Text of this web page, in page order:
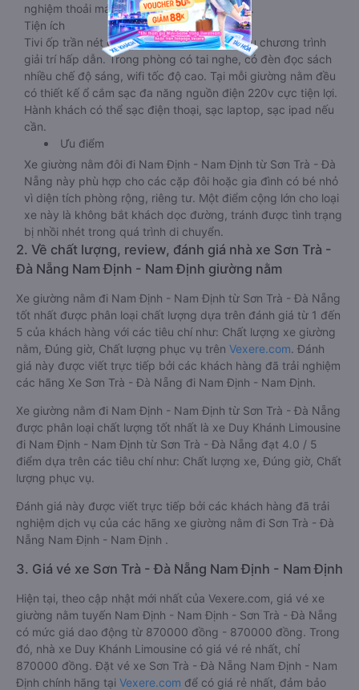
nghiệm thoải mái nhất trong suốt chuyến đi.
Tiện ích
Tivi ốp trần nét cứng, đầu HD tích hợp nhiều chương trình
giải trí hấp dẫn. Trong phòng có tai nghe, có đèn đọc sách
nhiều chế độ sáng, wifi tốc độ cao. Tại mỗi giường nằm đều
có thiết kế ổ cắm sạc đa năng nguồn điện 220v cực tiện lợi.
Hành khách có thể sạc điện thoại, sạc laptop, sạc ipad nếu
cần.
Ưu điểm
Xe giường nằm đôi đi Nam Định - Nam Định từ Sơn Trà - Đà
Nẵng này phù hợp cho các cặp đôi hoặc gia đình có bé nhỏ
vì diện tích phòng rộng, riêng tư. Một điểm cộng lớn cho loại
xe này là không bắt khách dọc đường, tránh được tình trạng
bị nhồi nhét trong quá trình di chuyển.
2. Về chất lượng, review, đánh giá nhà xe Sơn Trà -
Đà Nẵng Nam Định - Nam Định giường nằm
Xe giường nằm đi Nam Định - Nam Định từ Sơn Trà - Đà Nẵng
tốt nhất được phân loại chất lượng dựa trên đánh giá từ 1 đến
5 của khách hàng với các tiêu chí như: Chất lượng xe giường
nằm, Đúng giờ, Chất lượng phục vụ trên Vexere.com. Đánh
giá này được viết trực tiếp bởi các khách hàng đã trải nghiệm
các hãng Xe Sơn Trà - Đà Nẵng đi Nam Định - Nam Định.
Xe giường nằm đi Nam Định - Nam Định từ Sơn Trà - Đà Nẵng
được phân loại chất lượng tốt nhất là xe Duy Khánh Limousine
đi Nam Định - Nam Định từ Sơn Trà - Đà Nẵng đạt 4.0 / 5
điểm dựa trên các tiêu chí như: Chất lượng xe, Đúng giờ, Chất
lượng phục vụ.
Đánh giá này được viết trực tiếp bởi các khách hàng đã trải
nghiệm dịch vụ của các hãng xe giường nằm đi Sơn Trà - Đà
Nẵng Nam Định - Nam Định .
3. Giá vé xe Sơn Trà - Đà Nẵng Nam Định - Nam Định
Hiện tại, theo cập nhật mới nhất của Vexere.com, giá vé xe
giường nằm tuyến Nam Định - Nam Định - Sơn Trà - Đà Nẵng
có mức giá dao động từ 870000 đồng - 870000 đồng. Trong
đó, nhà xe Duy Khánh Limousine có giá vé rẻ nhất, chỉ
870000 đồng. Đặt vé xe Sơn Trà - Đà Nẵng Nam Định - Nam
Định chính hãng tại Vexere.com để có giá rẻ nhất, đảm bảo